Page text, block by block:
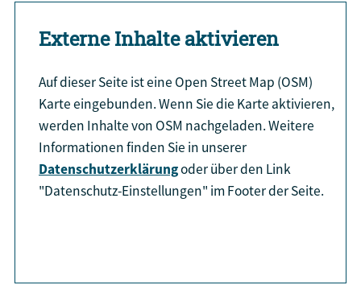
Externe Inhalte aktivieren
Auf dieser Seite ist eine Open Street Map (OSM)
Karte eingebunden. Wenn Sie die Karte aktivieren,
werden Inhalte von OSM nachgeladen. Weitere
Informationen finden Sie in unserer
Datenschutzerklärungoder über den Link
"Datenschutz-Einstellungen" im Footer der Seite.